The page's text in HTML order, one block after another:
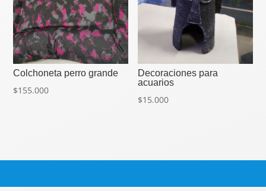
Colchoneta perro grande
$155.000
Decoraciones para
acuarios
$15.000